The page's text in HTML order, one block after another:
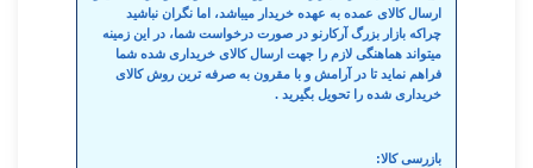
ارسال کالای عمده به عهده خریدار میباشد، اما نگران نباشید
چراکه بازار بزرگ آرکارنو در صورت درخواست شما، در این زمینه
میتواند هماهنگی لازم را جهت ارسال کالای خریداری شده شما
فراهم نماید تا در آرامش و با مقرون به صرفه ترین روش کالای
خریداری شده را تحویل بگیرید .
بازرسی کالا: